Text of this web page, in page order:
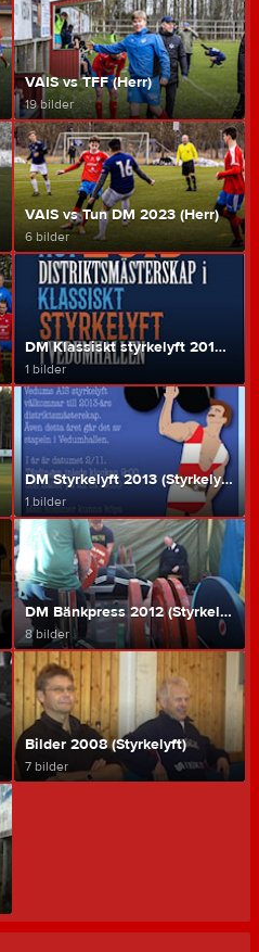
VAIS vs TFF (Herr)
19 bilder
VAIS vs Tun DM 2023 (Herr)
6 bilder
DM Klassiskt styrkelyft 2015 (Styrkelyft)
1 bilder
DM Styrkelyft 2013 (Styrkelyft)
1 bilder
DM Bänkpress 2012 (Styrkelyft)
8 bilder
Bilder 2008 (Styrkelyft)
7 bilder